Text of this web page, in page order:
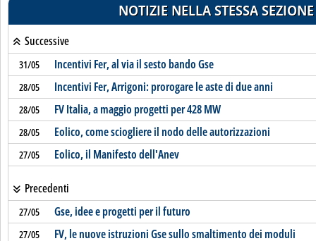
NOTIZIE NELLA STESSA SEZIONE
Successive
31/05 Incentivi Fer, al via il sesto bando Gse
28/05 Incentivi Fer, Arrigoni: prorogare le aste di due anni
28/05 FV Italia, a maggio progetti per 428 MW
28/05 Eolico, come sciogliere il nodo delle autorizzazioni
27/05 Eolico, il Manifesto dell'Anev
Precedenti
27/05 Gse, idee e progetti per il futuro
27/05 FV, le nuove istruzioni Gse sullo smaltimento dei moduli